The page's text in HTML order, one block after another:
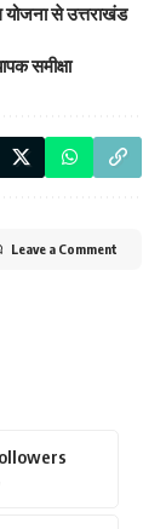
से उत्तराखंड
समीक्षा
Leave a Comment